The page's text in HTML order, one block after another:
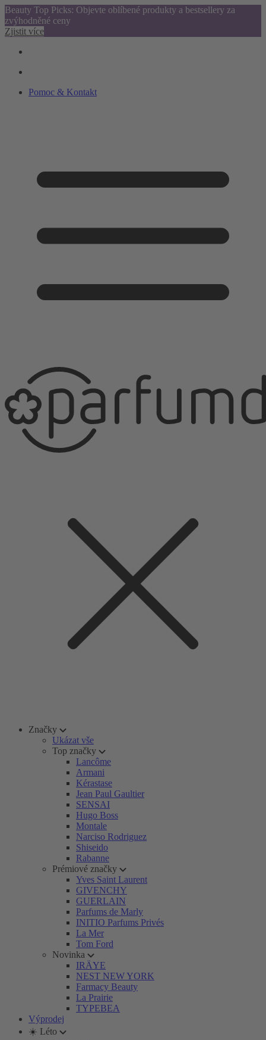
Beauty Top Picks: Objevte oblíbené produkty a bestsellery za
zvýhodněné ceny
Zjistit více
Pomoc & Kontakt
Značky
Ukázat vše
Top značky
Lancôme
Armani
Kérastase
Jean Paul Gaultier
SENSAI
Hugo Boss
Montale
Narciso Rodriguez
Shiseido
Rabanne
Prémiové značky
Yves Saint Laurent
GIVENCHY
GUERLAIN
Parfums de Marly
INITIO Parfums Privés
La Mer
Tom Ford
Novinka
IRÄYE
NEST NEW YORK
Farmacy Beauty
La Prairie
TYPEBEA
Výprodej
☀️ Léto